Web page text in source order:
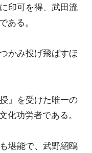
印可を得、武田流
ある。
かみ投げ飛ばすほ
」を受けた唯一の
化功労者である。
堪能で、武野紹鴎